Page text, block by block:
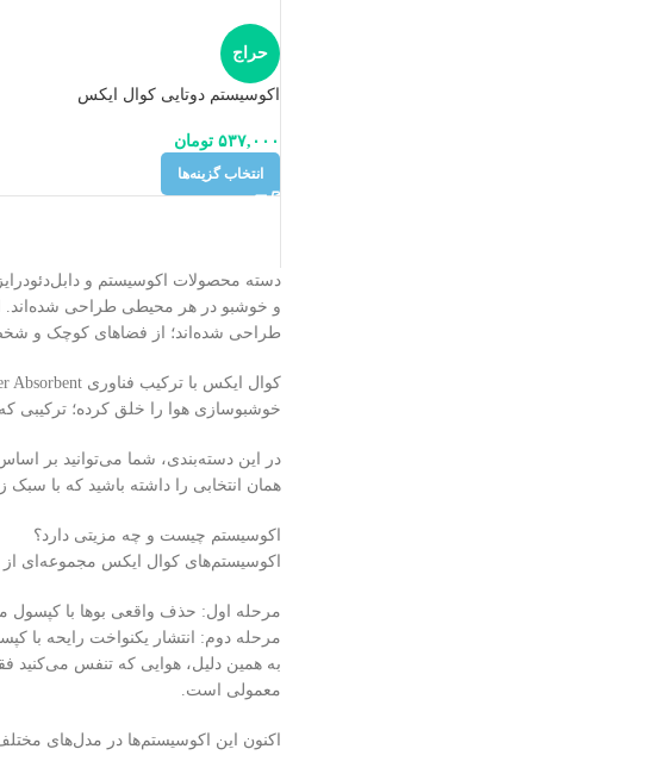
حراج
اکوسیستم دوتایی کوال ایکس
۵۳۷,۰۰۰ تومان
انتخاب گزینه‌ها
دسته‌ محصولات اکوسیستم و
و خوشبو در هر محیطی طراحی شده‌اند.
طراحی شده‌اند؛ از فضاهای کوچک و
خوشبو‌سازی هوا را خلق کرده؛ ترکیبی که
در این دسته‌بندی، شما می‌توانید بر
همان انتخابی را داشته باشید که با
اکوسیستم چیست و چه مزیتی دارد؟
اکوسیستم‌های کوال ایکس مجموعه‌ای
مرحله اول: حذف واقعی بوها با کپسول
مرحله دوم: انتشار یکنواخت رایحه با
به همین دلیل، هوایی که تنفس می‌کنید
معمولی است.
اکنون این اکوسیستم‌ها در مدل‌های